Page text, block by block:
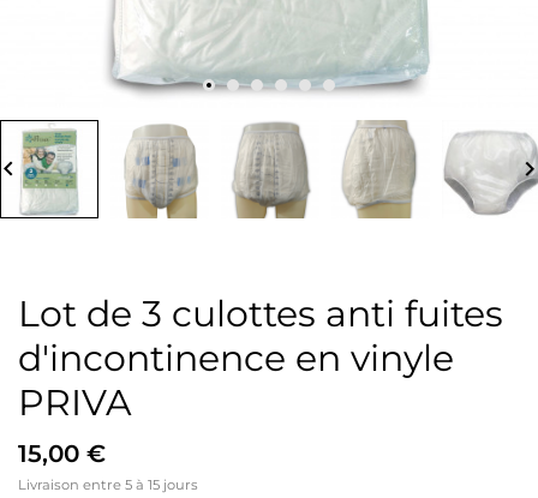
Lot de 3 culottes anti fuites
d'incontinence en vinyle
PRIVA
15,00 €
Livraison entre 5 à 15 jours